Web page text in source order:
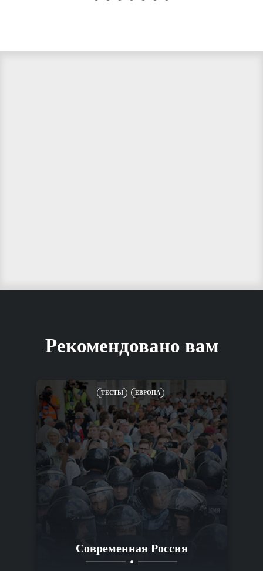
Рекомендовано вам
ТЕСТЫ ЕВРОПА
Современная Россия